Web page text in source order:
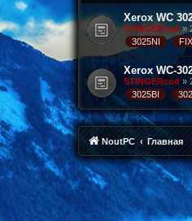
Xerox WC
STINGERcod»
3025NI
FIX
Xerox WC-
STINGERcod »
3025BI
NoutPC Главная